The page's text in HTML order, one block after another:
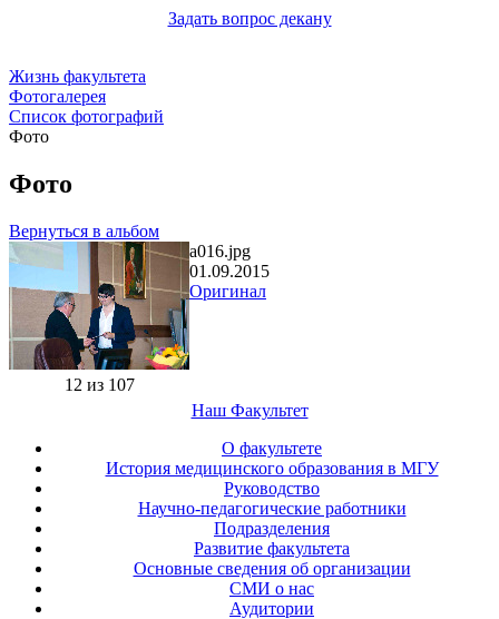
Задать вопрос декану
Жизнь факультета
Фотогалерея
Список фотографий
Фото
Фото
Вернуться в альбом
12 из 107
a016.jpg
01.09.2015
Оригинал
Наш Факультет
О факультете
История медицинского образования в МГУ
Руководство
Научно-педагогические работники
Подразделения
Развитие факультета
Основные сведения об организации
СМИ о нас
Аудитории